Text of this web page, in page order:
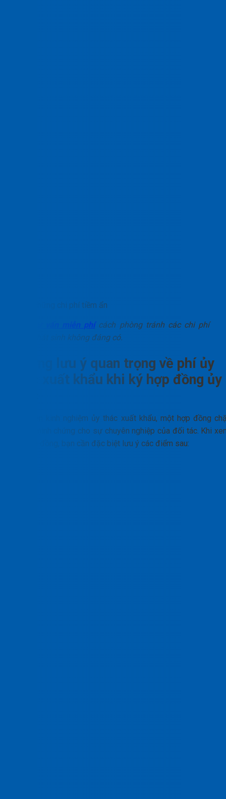
Những chi phí tiềm ẩn
Tư vấn miễn phícách phòng tránh các chi phí
phát sinh không đáng có.
Những lưu ý quan trọng về phí ủy
thác xuất khẩu khi ký hợp đồng ủy
Dựa trên kinh nghiệm ủy thác xuất khẩu, một hợp đồng
chẽ là minh chứng cho sự chuyên nghiệp của đối tác. Khi
xét hợp đồng, bạn cần đặc biệt lưu ý các điểm sau: